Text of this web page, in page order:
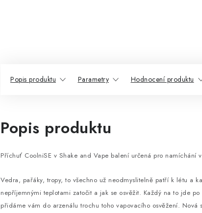
Popis produktu Parametry Hodnocení produktu
Popis produktu
Příchuť CoolniSE v Shake and Vape balení určená pro namíchání
Vedra, pařáky, tropy, to všechno už neodmyslitelně patří k létu a
nepříjemnými teplotami zatočit a jak se osvěžit. Každý na to jde
přidáme vám do arzenálu trochu toho vapovacího osvěžení.